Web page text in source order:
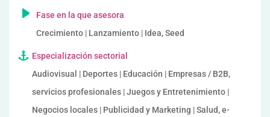
Fase en la que asesora
Crecimiento | Lanzamiento | Idea, Seed
Especialización sectorial
Audiovisual | Deportes | Educación | Empresas / B2B,
servicios profesionales | Juegos y Entretenimiento |
Negocios locales | Publicidad y Marketing | Salud, e-